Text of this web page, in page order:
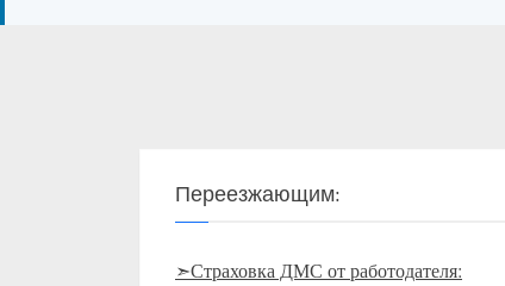
Переезжающим:
➣Страховка ДМС от работодателя: